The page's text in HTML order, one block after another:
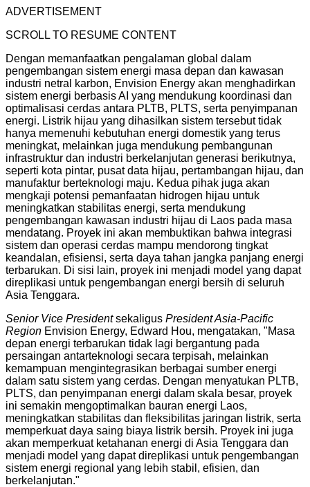
ADVERTISEMENT
SCROLL TO RESUME CONTENT
Dengan memanfaatkan pengalaman global dalam
pengembangan sistem energi masa depan dan kawasan
industri netral karbon, Envision Energy akan menghadirkan
sistem energi berbasis AI yang mendukung koordinasi dan
optimalisasi cerdas antara PLTB, PLTS, serta penyimpanan
energi. Listrik hijau yang dihasilkan sistem tersebut tidak
hanya memenuhi kebutuhan energi domestik yang terus
meningkat, melainkan juga mendukung pembangunan
infrastruktur dan industri berkelanjutan generasi berikutnya,
seperti kota pintar, pusat data hijau, pertambangan hijau, dan
manufaktur berteknologi maju. Kedua pihak juga akan
mengkaji potensi pemanfaatan hidrogen hijau untuk
meningkatkan stabilitas energi, serta mendukung
pengembangan kawasan industri hijau di Laos pada masa
mendatang. Proyek ini akan membuktikan bahwa integrasi
sistem dan operasi cerdas mampu mendorong tingkat
keandalan, efisiensi, serta daya tahan jangka panjang energi
terbarukan. Di sisi lain, proyek ini menjadi model yang dapat
direplikasi untuk pengembangan energi bersih di seluruh
Asia Tenggara.
Senior Vice Presidentsekaligus President Asia-Pacific
Region Envision Energy, Edward Hou, mengatakan, "Masa
depan energi terbarukan tidak lagi bergantung pada
persaingan antarteknologi secara terpisah, melainkan
kemampuan mengintegrasikan berbagai sumber energi
dalam satu sistem yang cerdas. Dengan menyatukan PLTB,
PLTS, dan penyimpanan energi dalam skala besar, proyek
ini semakin mengoptimalkan bauran energi Laos,
meningkatkan stabilitas dan fleksibilitas jaringan listrik, serta
memperkuat daya saing biaya listrik bersih. Proyek ini juga
akan memperkuat ketahanan energi di Asia Tenggara dan
menjadi model yang dapat direplikasi untuk pengembangan
sistem energi regional yang lebih stabil, efisien, dan
berkelanjutan."